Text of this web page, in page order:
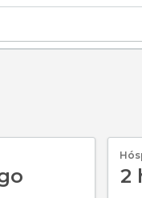
2